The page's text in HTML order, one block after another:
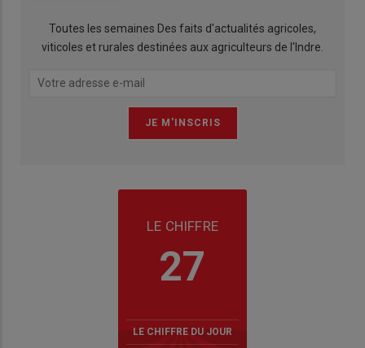
Toutes les semaines Des faits d'actualités agricoles,
viticoles et rurales destinées aux agriculteurs de l'Indre.
LE CHIFFRE
27
LE CHIFFRE DU JOUR